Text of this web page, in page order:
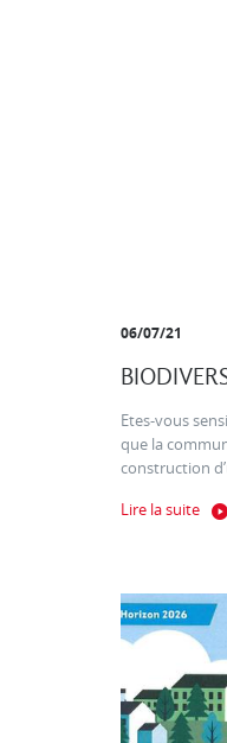
06/07/21
Etes-vous
que la
construction
Lire la suite